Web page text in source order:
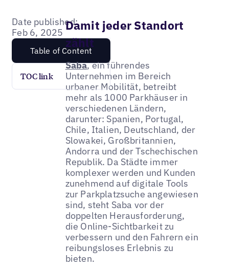
Date published:
Feb 6, 2025
Table of Content
TOC link
Damit jeder Standort
zählt
Saba, ein führendes
Unternehmen im Bereich
urbaner Mobilität, betreibt
mehr als 1000 Parkhäuser in
verschiedenen Ländern,
darunter: Spanien, Portugal,
Chile, Italien, Deutschland, der
Slowakei, Großbritannien,
Andorra und der Tschechischen
Republik. Da Städte immer
komplexer werden und Kunden
zunehmend auf digitale Tools
zur Parkplatzsuche angewiesen
sind, steht Saba vor der
doppelten Herausforderung,
die Online-Sichtbarkeit zu
verbessern und den Fahrern ein
reibungsloses Erlebnis zu
bieten.